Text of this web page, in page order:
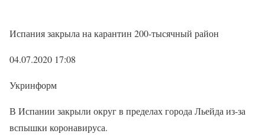
Испания закрыла на карантин 200-тысячный район
04.07.2020 17:08
Укринформ
В Испании закрыли округ в пределах города Льейда из-за
вспышки коронавируса.